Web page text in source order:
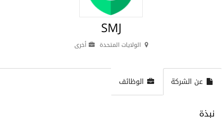
SMJ
الولايات المتحدة أخرى
عن الشركة الوظائف
نبذة